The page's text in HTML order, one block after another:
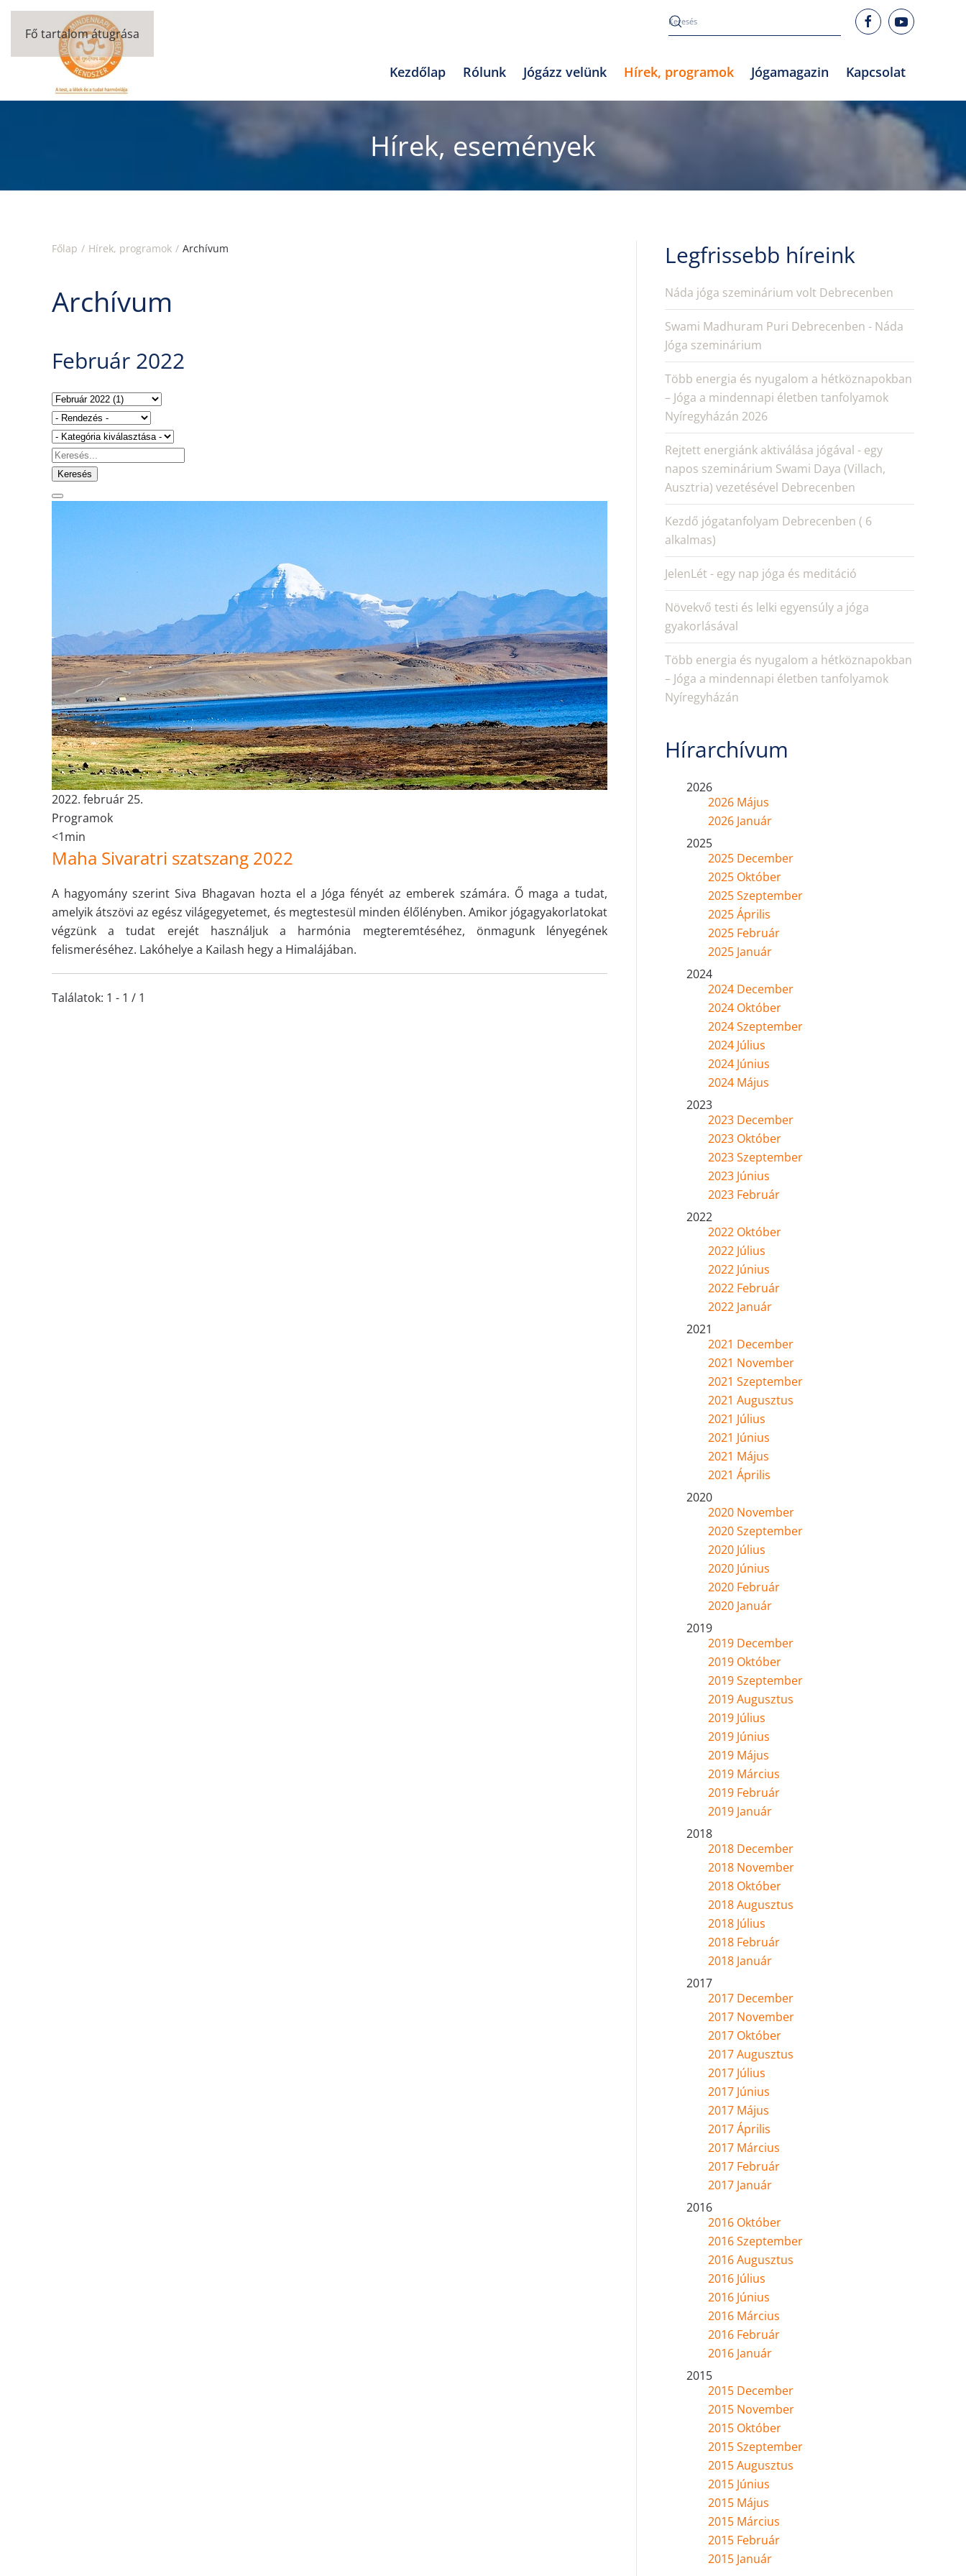
Fő tartalom átugrása
Kezdőlap Rólunk Jógázz velünk Hírek, programok Jógamagazin Kapcsolat
Hírek, események
Főlap Hírek, programok Archívum
Archívum
Február 2022
Keresés
2022. február 25.
Programok
<1min
Maha Sivaratri szatszang 2022
A hagyomány szerint Siva Bhagavan hozta el a Jóga fényét az emberek számára. Ő maga a tudat,
amelyik átszövi az egész világegyetemet, és megtestesül minden élőlényben. Amikor jógagyakorlatokat
végzünk a tudat erejét használjuk a harmónia megteremtéséhez, önmagunk lényegének
felismeréséhez. Lakóhelye a Kailash hegy a Himalájában.
Találatok: 1 - 1 / 1
Legfrissebb híreink
Náda jóga szeminárium volt Debrecenben
Swami Madhuram Puri Debrecenben - Náda
Jóga szeminárium
Több energia és nyugalom a hétköznapokban
– Jóga a mindennapi életben tanfolyamok
Nyíregyházán 2026
Rejtett energiánk aktiválása jógával - egy
napos szeminárium Swami Daya (Villach,
Ausztria) vezetésével Debrecenben
Kezdő jógatanfolyam Debrecenben ( 6
alkalmas)
JelenLét - egy nap jóga és meditáció
Növekvő testi és lelki egyensúly a jóga
gyakorlásával
Több energia és nyugalom a hétköznapokban
– Jóga a mindennapi életben tanfolyamok
Nyíregyházán
Hírarchívum
2026
2026 Május
2026 Január
2025
2025 December
2025 Október
2025 Szeptember
2025 Április
2025 Február
2025 Január
2024
2024 December
2024 Október
2024 Szeptember
2024 Július
2024 Június
2024 Május
2023
2023 December
2023 Október
2023 Szeptember
2023 Június
2023 Február
2022
2022 Október
2022 Július
2022 Június
2022 Február
2022 Január
2021
2021 December
2021 November
2021 Szeptember
2021 Augusztus
2021 Július
2021 Június
2021 Május
2021 Április
2020
2020 November
2020 Szeptember
2020 Július
2020 Június
2020 Február
2020 Január
2019
2019 December
2019 Október
2019 Szeptember
2019 Augusztus
2019 Július
2019 Június
2019 Május
2019 Március
2019 Február
2019 Január
2018
2018 December
2018 November
2018 Október
2018 Augusztus
2018 Július
2018 Február
2018 Január
2017
2017 December
2017 November
2017 Október
2017 Augusztus
2017 Július
2017 Június
2017 Május
2017 Április
2017 Március
2017 Február
2017 Január
2016
2016 Október
2016 Szeptember
2016 Augusztus
2016 Július
2016 Június
2016 Március
2016 Február
2016 Január
2015
2015 December
2015 November
2015 Október
2015 Szeptember
2015 Augusztus
2015 Június
2015 Május
2015 Március
2015 Február
2015 Január